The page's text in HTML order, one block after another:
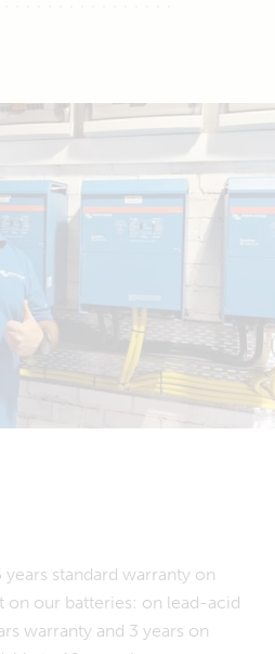
standard warranty on
on our batteries: on lead-acid
warranty and 3 years on